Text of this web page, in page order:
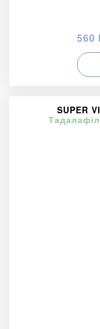
560
SUPER